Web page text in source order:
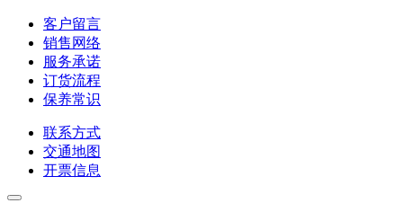
客户留言
销售网络
服务承诺
订货流程
保养常识
联系方式
交通地图
开票信息